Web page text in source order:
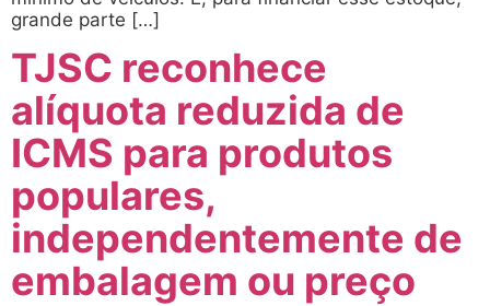
grande parte […]
TJSC reconhece
alíquota reduzida de
ICMS para produtos
populares,
independentemente de
embalagem ou preço